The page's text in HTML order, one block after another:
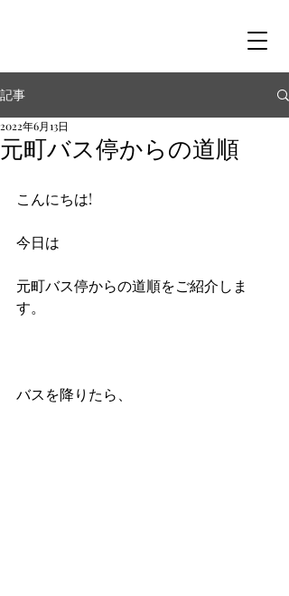
記事
元町バス停からの道順
2022年6月13日
こんにちは!
今日は
元町バス停からの道順をご紹介しま
す。
バスを降りたら、